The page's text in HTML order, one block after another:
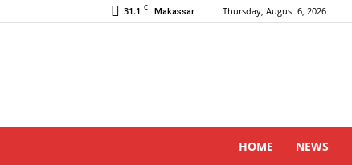
31.1 C Makassar Thursday, August 6, 2026
HOME NEWS